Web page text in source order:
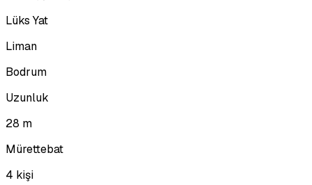
Lüks Yat
Liman
Bodrum
Uzunluk
28 m
Mürettebat
4 kişi